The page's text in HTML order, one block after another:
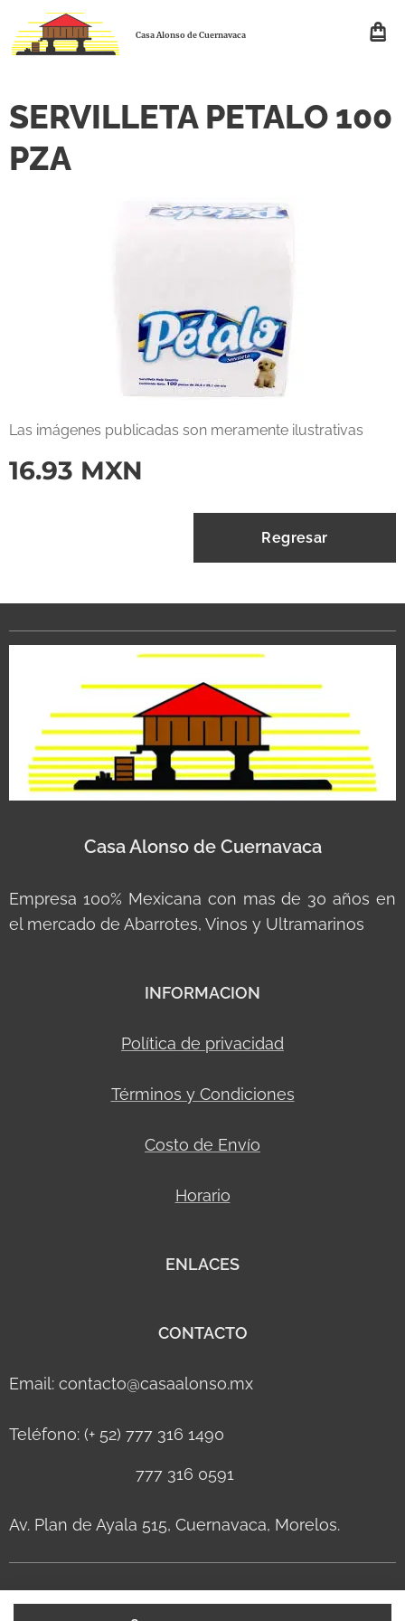
Casa Alonso de Cuernavaca
SERVILLETA PETALO 100
PZA
Las imágenes publicadas son meramente ilustrativas
16.93 MXN
Regresar
Casa Alonso de Cuernavaca
Empresa 100% Mexicana con mas de 30 años en
el mercado de Abarrotes, Vinos y Ultramarinos
INFORMACION
Política de privacidad
Términos y Condiciones
Costo de Envío
Horario
ENLACES
CONTACTO
Email: contacto@casaalonso.mx
Teléfono: (+ 52) 777 316 1490
777 316 0591
Av. Plan de Ayala 515, Cuernavaca, Morelos.